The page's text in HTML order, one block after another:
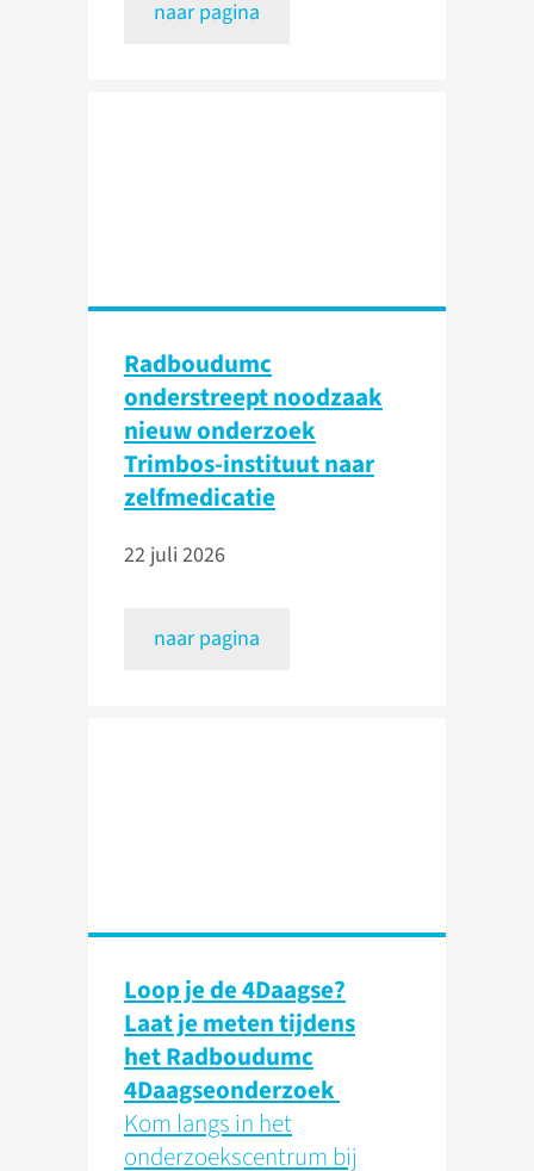
naar pagina
Radboudumc
onderstreept noodzaak
nieuw onderzoek
Trimbos-instituut naar
zelfmedicatie
22 juli 2026
naar pagina
Loop je de 4Daagse?
Laat je meten tijdens
het Radboudumc
4Daagseonderzoek
Kom langs in het
onderzoekscentrum bij